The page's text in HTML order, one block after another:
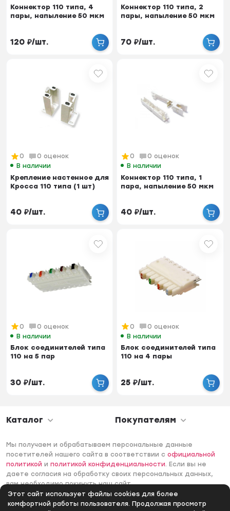
Этот сайт использует файлы cookies для более
комфортной работы пользователя. Продолжая просмотр
Коннектор 110 типа, 4
пары, напыление 50 мкм
120 ₽/шт.
Коннектор 110 типа, 2
пары, напыление 50 мкм
70 ₽/шт.
0
0 оценок
В наличии
Крепление настенное для
Кросса 110 типа (1 шт)
40 ₽/шт.
0
0 оценок
В наличии
Коннектор 110 типа, 1
пара, напыление 50 мкм
40 ₽/шт.
0
0 оценок
В наличии
Блок соединителей типа
110 на 5 пар
30 ₽/шт.
0
0 оценок
В наличии
Блок соединителей типа
110 на 4 пары
25 ₽/шт.
Каталог Покупателям
Мы получаем и обрабатываем персональные данные
посетителей нашего сайта в соответствии софициальной
политикой иполитикой конфиденциальности. Если вы не
даете согласия на обработку своих персональных данных,
вам необходимо покинуть наш сайт.
© 2006 -2026 Интернет-магазин Лантек. Все права
защищены.